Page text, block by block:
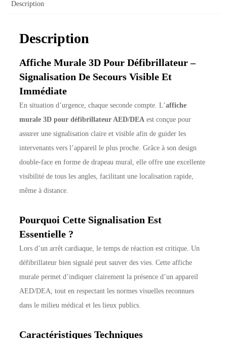
Description
Description
Affiche Murale 3D Pour Défibrillateur –
Signalisation De Secours Visible Et
Immédiate
En situation d’urgence, chaque seconde compte. L’affiche
murale 3D pour défibrillateur AED/DEA est conçue pour
assurer une signalisation claire et visible afin de guider les
intervenants vers l’appareil le plus proche. Grâce à son design
double-face en forme de drapeau mural, elle offre une excellente
visibilité de tous les angles, facilitant une localisation rapide,
même à distance.
Pourquoi Cette Signalisation Est
Essentielle ?
Lors d’un arrêt cardiaque, le temps de réaction est critique. Un
défibrillateur bien signalé peut sauver des vies. Cette affiche
murale permet d’indiquer clairement la présence d’un appareil
AED/DEA, tout en respectant les normes visuelles reconnues
dans le milieu médical et les lieux publics.
Caractéristiques Techniques